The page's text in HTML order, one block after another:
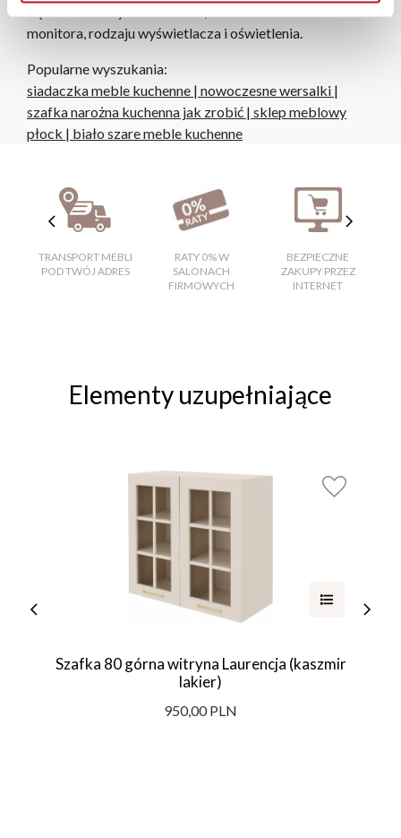
monitora, rodzaju wyświetlacza i oświetlenia.
Popularne wyszukania:
siadaczka meble kuchenne | nowoczesne wersalki |
szafka narożna kuchenna jak zrobić | sklep meblowy
płock | biało szare meble kuchenne
TRANSPORT MEBLI
POD TWÓJ ADRES
RATY 0% W
SALONACH
FIRMOWYCH
BEZPIECZNE
ZAKUPY PRZEZ
INTERNET
Elementy uzupełniające
Szafka 80 górna witryna Laurencja (kaszmir
lakier)
950,00 PLN